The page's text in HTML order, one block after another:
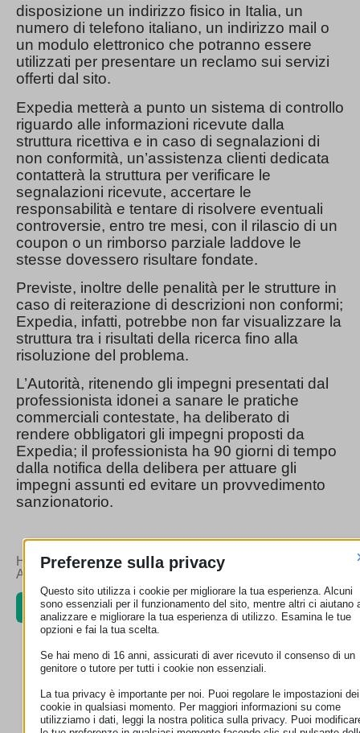
disposizione un indirizzo fisico in Italia, un
numero di telefono italiano, un indirizzo mail o
un modulo elettronico che potranno essere
utilizzati per presentare un reclamo sui servizi
offerti dal sito.
Expedia metterà a punto un sistema di controllo
riguardo alle informazioni ricevute dalla
struttura ricettiva e in caso di segnalazioni di
non conformità, un’assistenza clienti dedicata
contatterà la struttura per verificare le
segnalazioni ricevute, accertare le
responsabilità e tentare di risolvere eventuali
controversie, entro tre mesi, con il rilascio di un
coupon o un rimborso parziale laddove le
stesse dovessero risultare fondate.
Previste, inoltre delle penalità per le strutture in
caso di reiterazione di descrizioni non conformi;
Expedia, infatti, potrebbe non far visualizzare la
struttura tra i risultati della ricerca fino alla
risoluzione del problema.
L’Autorità, ritenendo gli impegni presentati dal
professionista idonei a sanare le pratiche
commerciali contestate, ha deliberato di
rendere obbligatori gli impegni proposti da
Expedia; il professionista ha 90 giorni di tempo
dalla notifica della delibera per attuare gli
impegni assunti ed evitare un provvedimento
sanzionatorio.
Hai trovato utili queste informazioni?
Aiutaci a condividerle
ALTRE NEWS ECC-NET ITALIA
Preferenze sulla privacy
Questo sito utilizza i cookie per migliorare la tua esperienza. Alcuni
sono essenziali per il funzionamento del sito, mentre altri ci aiutano
analizzare e migliorare la tua esperienza di utilizzo. Esamina le tue
opzioni e fai la tua scelta.
Se hai meno di 16 anni, assicurati di aver ricevuto il consenso di un
genitore o tutore per tutti i cookie non essenziali.
La tua privacy è importante per noi. Puoi regolare le impostazioni dei
cookie in qualsiasi momento. Per maggiori informazioni su come
utilizziamo i dati, leggi la nostra politica sulla privacy. Puoi